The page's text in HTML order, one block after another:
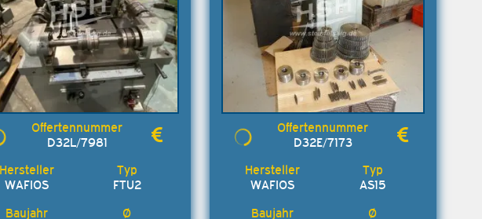
D32L/7981
WAFIOS FTU2
D32E/7173
WAFIOS AS15